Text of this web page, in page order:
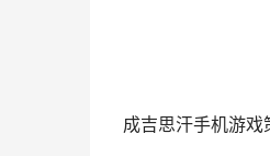
成吉思汗手机游戏